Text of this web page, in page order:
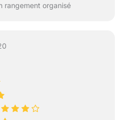
rangement organisé